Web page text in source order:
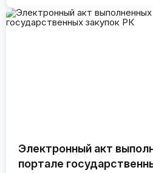
Электронный акт
портале